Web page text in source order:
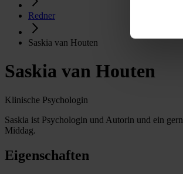
Redner
Saskia van Houten
Saskia van Houten
Klinische Psychologin
Saskia ist Psychologin und Autorin und ein
Middag.
Eigenschaften